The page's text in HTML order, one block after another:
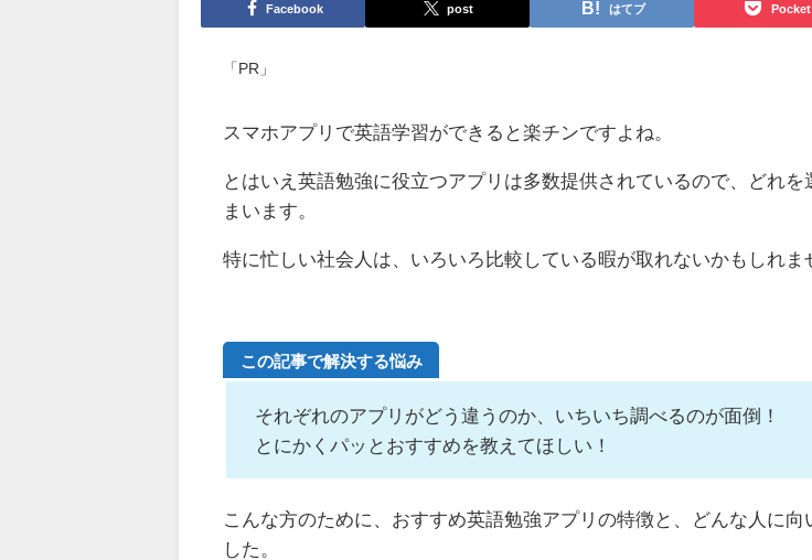
Facebook post はてブ Pocket
「PR」
スマホアプリで英語学習ができると楽チンですよね。
とはいえ英語勉強に役立つアプリは多数提供されているので、どれを
まいます。
特に忙しい社会人は、いろいろ比較している暇が取れないかもしれま
この記事で解決する悩み
それぞれのアプリがどう違うのか、いちいち調べるのが面倒！
とにかくパッとおすすめを教えてほしい！
こんな方のために、おすすめ英語勉強アプリの特徴と、どんな人に向
した。